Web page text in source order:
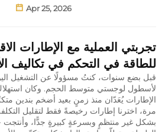
Apr 25, 2026
تجربتي العملية مع الإطارات
للطاقة في التحكم في تكاليف
قبل بضع سنوات، كنتُ مسؤولًا عن التشغيل
لأسطول لوجستي متوسط الحجم. وكان استهلاك
الإطارات يُعَدّان منذ زمنٍ بعيد أضخم بندين
مرة، اخترنا إطارات رخيصةً فقط لتقليل التكلفة
بشكل غير منتظمٍ وبسرعةٍ كبيرةٍ جدًّا، وأنتجت